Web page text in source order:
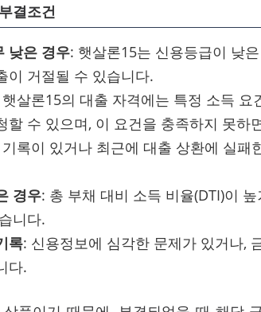
결조건
낮은 경우: 햇살론15는 신용등급이 낮
이 거절될 수 있습니다.
살론15의 대출 자격에는 특정 소득
할 수 있으며, 이 요건을 충족하지 못하
록이 있거나 최근에 대출 상환에 실
경우: 총 부채 대비 소득 비율(DTI)이
니다.
록: 신용정보에 심각한 문제가 있거나,
다.